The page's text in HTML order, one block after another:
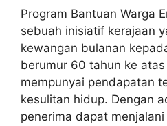
Program Bantuan Warga
sebuah inisiatif kerajaan
kewangan bulanan
berumur 60 tahun ke
mempunyai pendapatan
kesulitan hidup. Dengan
penerima dapat